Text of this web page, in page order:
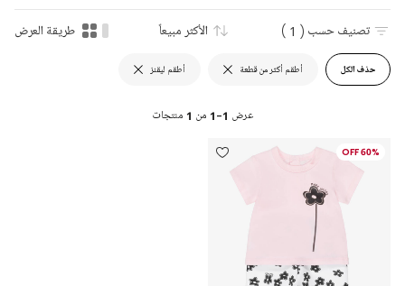
حذف الكل أطقم أكثر من قطعة أطقم ليقنز
تصنيف حسب ( 1 ) الأكثر مبيعاً طريقة العرض
عرض 1-1 من 1 منتجات
60% OFF